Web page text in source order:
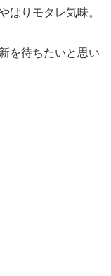
はりモタレ気味。
を待ちたいと思い